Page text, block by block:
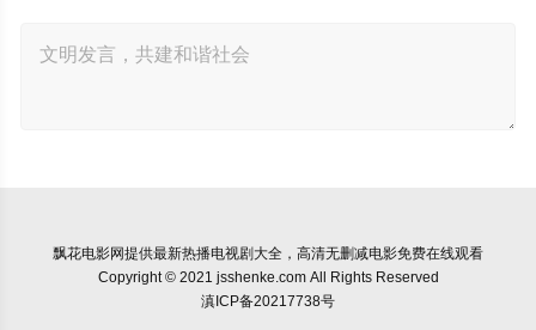
飘花电影网提供最新热播电视剧大全，高清无删减电影免费在线观看
Copyright © 2021 jsshenke.com All Rights Reserved
滇ICP备20217738号